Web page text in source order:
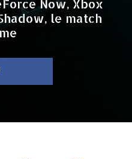
Now, Xbox
le match